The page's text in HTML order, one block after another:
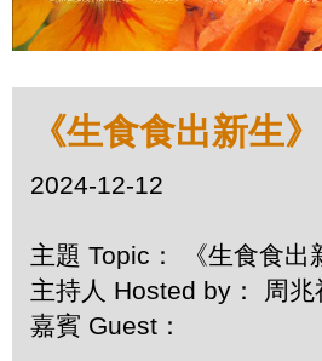
《生食食出新生
2024-12-12
主題 Topic： 《生食食
主持人 Hosted by： 周兆
嘉賓 Guest：